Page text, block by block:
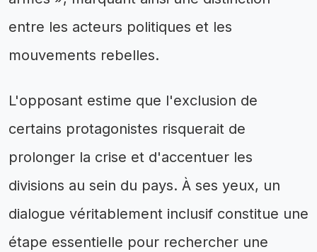
entre les acteurs politiques et les
mouvements rebelles.
L'opposant estime que l'exclusion de
certains protagonistes risquerait de
prolonger la crise et d'accentuer les
divisions au sein du pays. À ses yeux, un
dialogue véritablement inclusif constitue une
étape essentielle pour rechercher une